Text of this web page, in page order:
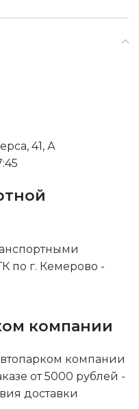
41, А
по г. Кемерово -
компании
компании
от 5000 рублей -
доставки